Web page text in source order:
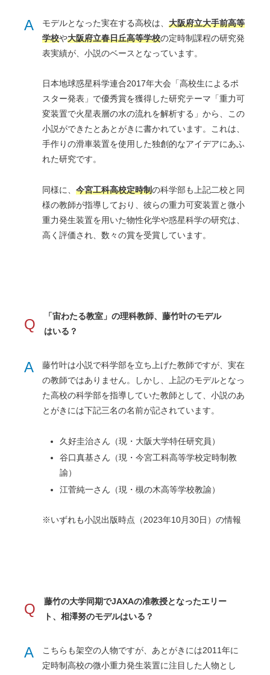
A モデルとなった実在する高校は、大阪府立大手前高等
学校や大阪府立春日丘高等学校の定時制課程の研究発
表実績が、小説のベースとなっています。
日本地球惑星科学連合2017年大会「高校生によるポ
スター発表」で優秀賞を獲得した研究テーマ「重力可
変装置で火星表層の水の流れを解析する」から、この
小説ができたとあとがきに書かれています。これは、
手作りの滑車装置を使用した独創的なアイデアにあふ
れた研究です。
同様に、今宮工科高校定時制の科学部も上記二校と同
様の教師が指導しており、彼らの重力可変装置と微小
重力発生装置を用いた物性化学や惑星科学の研究は、
高く評価され、数々の賞を受賞しています。
Q
「宙わたる教室」の理科教師、藤竹叶のモデル
はいる？
A
藤竹叶は小説で科学部を立ち上げた教師ですが、実在
の教師ではありません。しかし、上記のモデルとなっ
た高校の科学部を指導していた教師として、小説のあ
とがきには下記三名の名前が記されています。
久好圭治さん（現・大阪大学特任研究員）
谷口真基さん（現・今宮工科高等学校定時制教
諭）
江菅純一さん（現・槻の木高等学校教諭）
※いずれも小説出版時点（2023年10月30日）の情報
Q
藤竹の大学同期でJAXAの准教授となったエリー
ト、相澤努のモデルはいる？
A
こちらも架空の人物ですが、あとがきには2011年に
定時制高校の微小重力発生装置に注目した人物とし